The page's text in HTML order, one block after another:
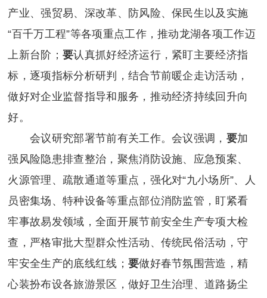
产业、强贸易、深改革、防风险、保民生以及实施
“百千万工程”等各项重点工作，推动龙湖各项工作迈
上新台阶；要认真抓好经济运行，紧盯主要经济指
标，逐项指标分析研判，结合节前暖企走访活动，
做好对企业监督指导和服务，推动经济持续回升向
好。
会议研究部署节前有关工作。会议强调， 要加
强风险隐患排查整治，聚焦消防设施、应急预案、
火源管理、疏散通道等重点，强化对“九小场所”、人
员密集场、特种设备等重点部位消防监管，盯紧看
牢事故易发领域，全面开展节前安全生产专项大检
查，严格审批大型群众性活动、传统民俗活动，守
牢安全生产的底线红线； 要做好春节氛围营造，精
心装扮布设各旅游景区，做好卫生治理、道路扬尘